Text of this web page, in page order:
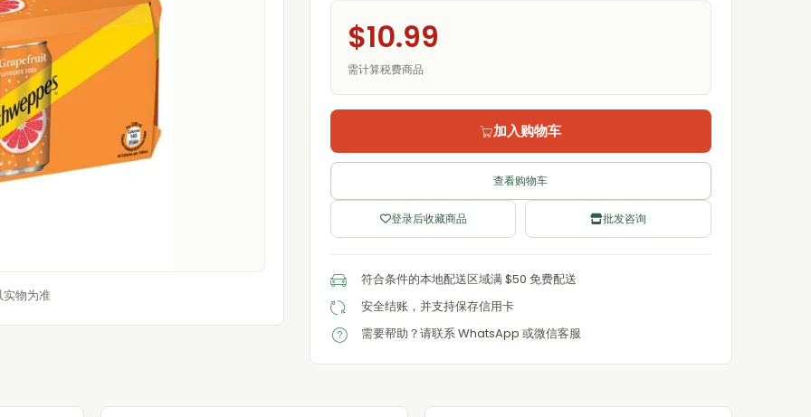
实物为准
$10.99
需计算税费商品
加入购物车
查看购物车
登录后收藏商品 批发咨询
符合条件的本地配送区域满 $50 免费配送
安全结账，并支持保存信用卡
需要帮助？请联系 WhatsApp 或微信客服